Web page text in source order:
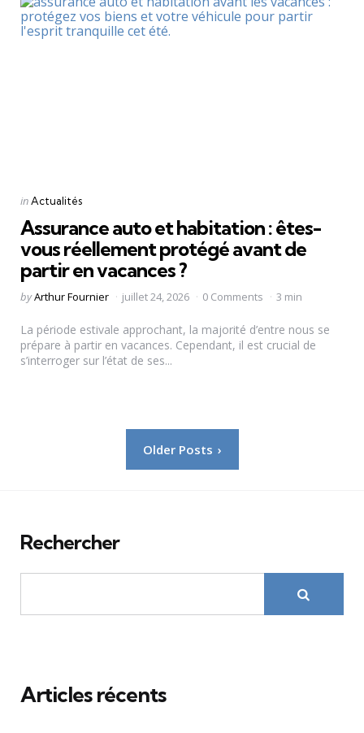
Categories
Posted
inActualités
Assurance auto et habitation : êtes-
vous réellement protégé avant de
partir en vacances ?
Posted
byArthur Fournier juillet 24, 2026 0 Comments 3 min
La période estivale approchant, la majorité d’entre nous se
prépare à partir en vacances. Cependant, il est crucial de
s’interroger sur l’état de ses...
Older Posts
Rechercher
Articles récents